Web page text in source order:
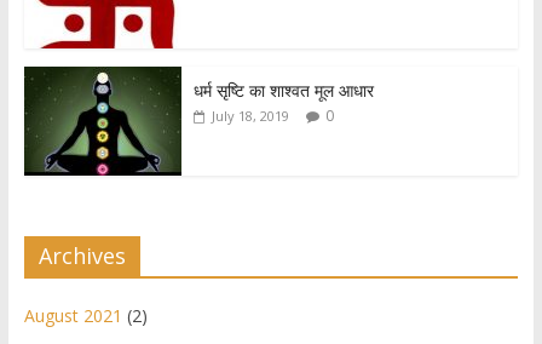
धर्म सृष्टि का शाश्वत मूल आधार
July 18, 2019 0
Archives
August 2021 (2)